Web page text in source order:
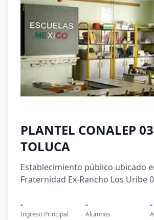
PLANTEL CONALEP
TOLUCA
Establecimiento público ubicado
Fraternidad Ex-Rancho Los Uribe
-
Ingreso Principal
-
Alumnos
-